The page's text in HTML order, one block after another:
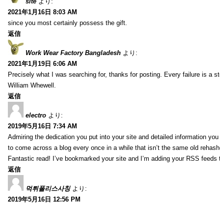
2021年1月16日 8:03 AM
since you most certainly possess the gift.
返信
Work Wear Factory Bangladesh より:
2021年1月19日 6:06 AM
Precisely what I was searching for, thanks for posting. Every failure is a
William Whewell.
返信
electro より:
2019年5月16日 7:34 AM
Admiring the dedication you put into your site and detailed information you
to come across a blog every once in a while that isn’t the same old
Fantastic read! I’ve bookmarked your site and I’m adding your RSS
返信
먹튀폴리스사칭 より:
2019年5月16日 12:56 PM